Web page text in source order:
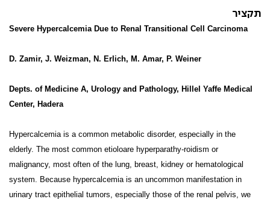
תקציר
Severe Hypercalcemia Due to Renal Transitional Cell Carcinoma
D. Zamir, J. Weizman, N. Erlich, M. Amar, P. Weiner
Depts. of Medicine A, Urology and Pathology, Hillel Yaffe Medical
Center, Hadera
Hypercalcemia is a common metabolic disorder, especially in the
elderly. The most common etioloare hyperparathy-roidism or
malignancy, most often of the lung, breast, kidney or hematological
system. Because hypercalcemia is an uncommon manifestation in
urinary tract epithelial tumors, especially those of the renal pelvis, we